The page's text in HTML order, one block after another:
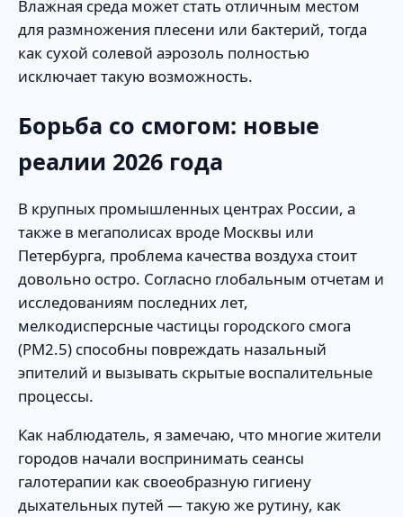
Влажная среда может стать отличным местом
для размножения плесени или бактерий, тогда
как сухой солевой аэрозоль полностью
исключает такую возможность.
Борьба со смогом: новые
реалии 2026 года
В крупных промышленных центрах России, а
также в мегаполисах вроде Москвы или
Петербурга, проблема качества воздуха стоит
довольно остро. Согласно глобальным отчетам и
исследованиям последних лет,
мелкодисперсные частицы городского смога
(PM2.5) способны повреждать назальный
эпителий и вызывать скрытые воспалительные
процессы.
Как наблюдатель, я замечаю, что многие жители
городов начали воспринимать сеансы
галотерапии как своеобразную гигиену
дыхательных путей — такую же рутину, как